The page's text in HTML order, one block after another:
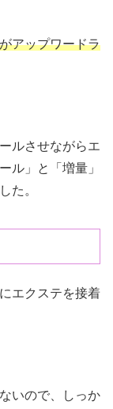
アップワードラ
ルさせながらエ
ル」と「増量」
た。
エクステを接着
いので、しっか